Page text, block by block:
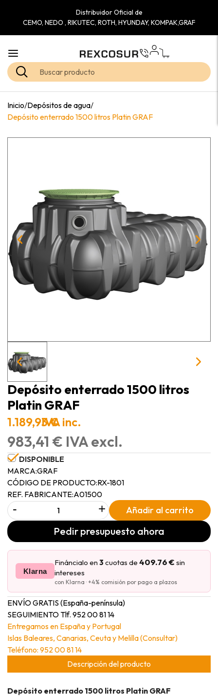
Distribuidor Oficial de
CEMO, NEDO , RIKUTEC, ROTH, HYUNDAY, KOMPAK,GRAF
Inicio/Depósitos de agua/
Depósito enterrado 1500 litros Platin GRAF
Depósito enterrado 1500 litros
Platin GRAF
1.189,93 €IVA inc.
983,41 € IVA excl.
DISPONIBLE
MARCA:GRAF
CÓDIGO DE PRODUCTO:RX-1801
REF. FABRICANTE:A01500
- + Añadir al carrito
Pedir presupuesto ahora
Klarna
Fináncialo en3 cuotas de 409.76 € sin
intereses
con Klarna · +4% comisión por pago a plazos
ENVÍO GRATIS (España-península)
SEGUIMIENTO Tlf. 952 00 81 14
Entregamos en España y Portugal
Islas Baleares, Canarias, Ceuta y Melilla (Consultar)
Teléfono: 952 00 81 14
Descripción del producto
Depósito enterrado 1500 litros Platin GRAF